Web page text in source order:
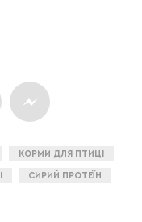
КОРМИ ДЛЯ ПТИЦІ
СИРИЙ ПРОТЕЇН